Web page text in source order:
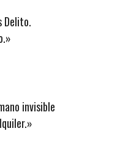
Delito.
invisible